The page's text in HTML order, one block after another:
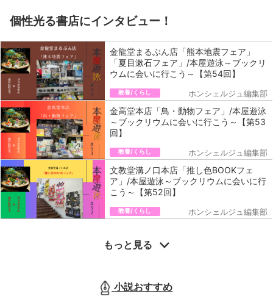
個性光る書店にインタビュー！
金龍堂まるぶん店「熊本地震フェア」
「夏目漱石フェア」/本屋遊泳～ブックリ
ウムに会いに行こう～【第54回】
教養/くらし ホンシェルジュ編集部
金高堂本店「鳥・動物フェア」/本屋遊泳
～ブックリウムに会いに行こう～【第53
回】
教養/くらし ホンシェルジュ編集部
文教堂溝ノ口本店「推し色BOOKフェ
ア」/本屋遊泳～ブックリウムに会いに行
こう～【第52回】
教養/くらし ホンシェルジュ編集部
もっと見る
小説おすすめ